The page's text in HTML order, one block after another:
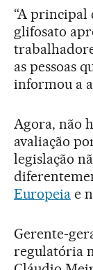
“A principal
glifosato
as pessoas
informou a
Agora, não
avaliação
legislação
Europeiae
Gerente-
regulatória